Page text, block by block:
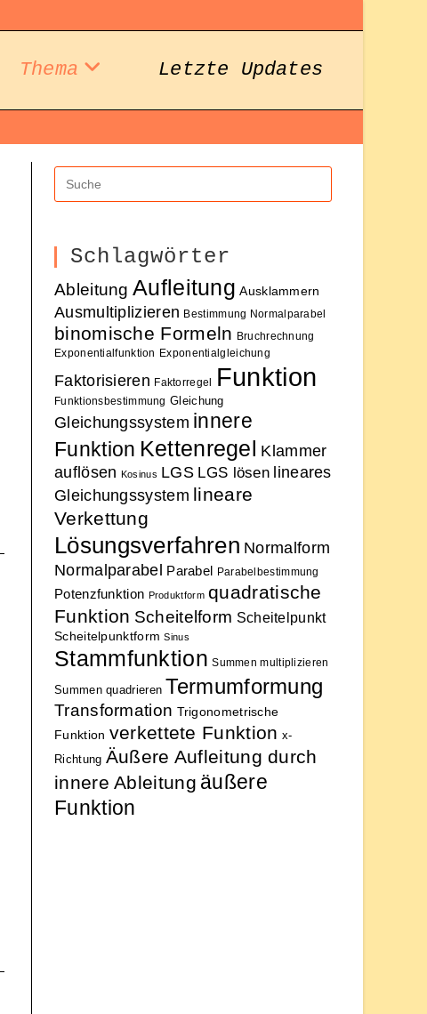
Thema Letzte Updates
Schlagwörter
Ableitung Aufleitung Ausklammern
Ausmultiplizieren Bestimmung Normalparabel
binomische Formeln Bruchrechnung
Exponentialfunktion Exponentialgleichung
Faktorisieren Faktorregel Funktion
Funktionsbestimmung Gleichung
Gleichungssystem innere
Funktion Kettenregel Klammer
auflösen Kosinus LGS LGS lösen lineares
Gleichungssystem lineare
Verkettung
Lösungsverfahren Normalform
Normalparabel Parabel Parabelbestimmung
Potenzfunktion Produktform quadratische
Funktion Scheitelform Scheitelpunkt
Scheitelpunktform Sinus
Stammfunktion Summen multiplizieren
Summen quadrieren Termumformung
Transformation Trigonometrische
Funktion verkettete Funktion x-
Richtung Äußere Aufleitung durch
innere Ableitung äußere
Funktion